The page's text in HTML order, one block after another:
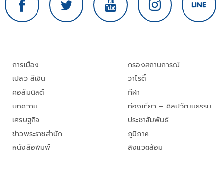
การเมือง
เปลว สีเงิน
คอลัมนิสต์
บทความ
เศรษฐกิจ
ข่าวพระราชสำนัก
หนังสือพิมพ์
กรองสถานการณ์
วาไรตี้
กีฬา
ท่องเที่ยว – ศิลปวัฒนธรรม
ประชาสัมพันธ์
ภูมิภาค
สิ่งแวดล้อม